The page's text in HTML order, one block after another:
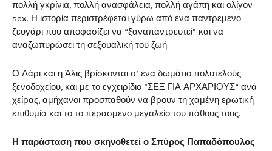
πολλή γκρίνια, πολλή ανασφάλεια, πολλή αγάπη και ολίγον
sex. Η ιστορία περιστρέφεται γύρω από ένα παντρεμένο
ζευγάρι που αποφασίζει να “ξαναπαντρευτεί” και να
αναζωπυρώσει τη σεξουαλική του ζωή.
Ο Λάρι και η Άλις βρίσκονται σ’ ένα δωμάτιο πολυτελούς
ξενοδοχείου, και με το εγχειρίδιο “ΣΕΞ ΓΙΑ ΑΡΧΑΡΙΟΥΣ” ανά
χείρας, αμήχανοι προσπαθούν να βρουν τη χαμένη ερωτική
επιθυμία και το το περασμένο μεγαλείο του πάθους τους.
Η παράσταση που σκηνοθετεί ο Σπύρος Παπαδόπουλος